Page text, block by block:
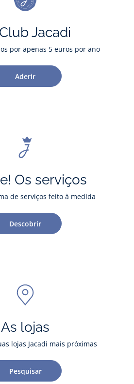
Jacadi
por apenas 5 euros por ano
Aderir
Os serviços
de serviços feito à medida
Descobrir
As lojas
lojas Jacadi mais próximas
Pesquisar